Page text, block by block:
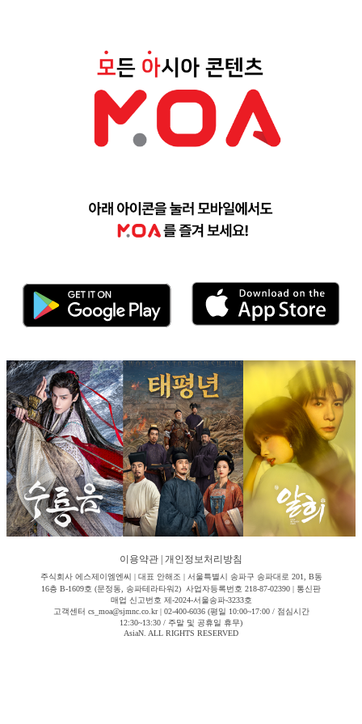
이용약관 개인정보처리방침
주식회사 에스제이엠엔씨 | 대표 안해조 | 서울특별시 송파구 송파대로 201, B동
16층 B-1609호 (문정동, 송파테라타워2) 사업자등록번호 218-87-02390 | 통신판
매업 신고번호 제-2024-서울송파-3233호
고객센터 cs_moa@sjmnc.co.kr | 02-400-6036 (평일 10:00~17:00 / 점심시간
12:30~13:30 / 주말 및 공휴일 휴무)
AsiaN. ALL RIGHTS RESERVED